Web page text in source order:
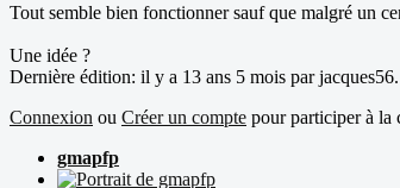
Tout semble bien fonctionner sauf que malgré un
Une idée ?
Dernière édition: il y a 13 ans 5 mois parjacques56.
Connexion ou Créer un compte pour participer à la
gmapfp